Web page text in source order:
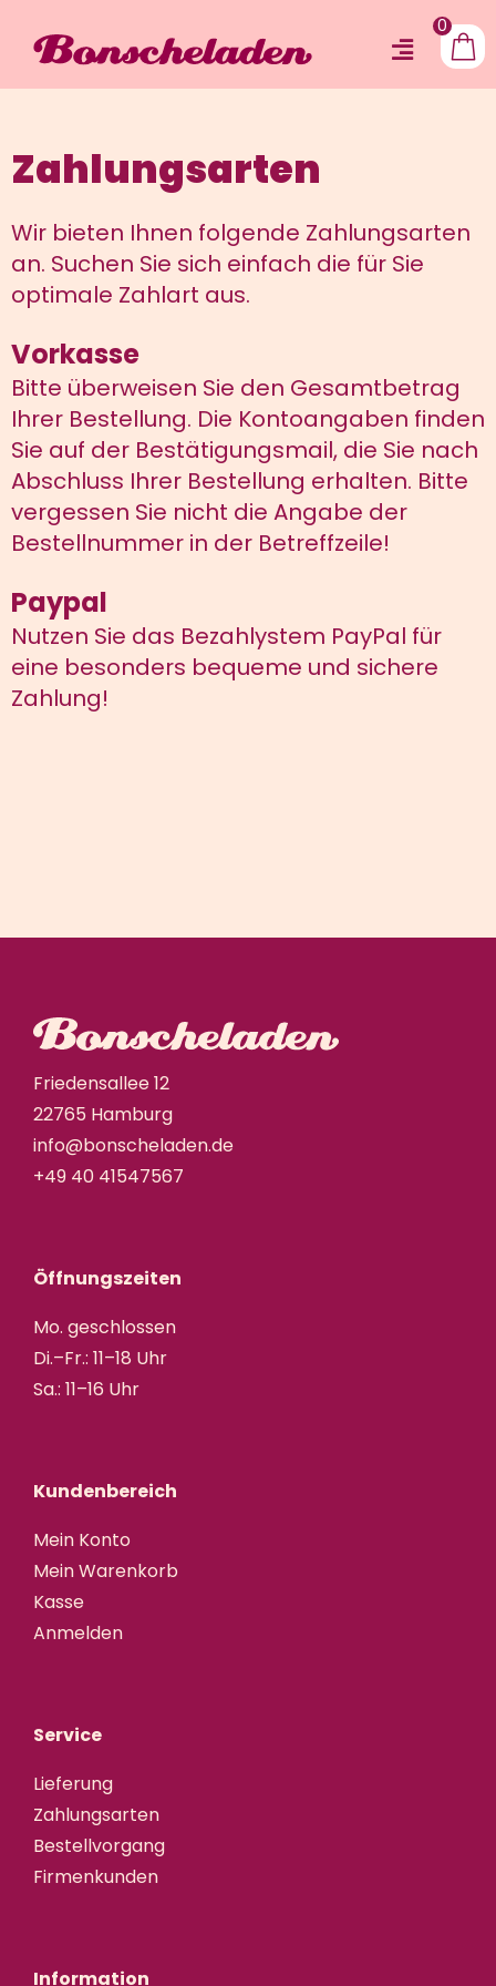
0
Inhalt
Toggle
Schauproduktion
Zahlungsarten
Wir bieten Ihnen folgende Zahlungsarten
an. Suchen Sie sich einfach die für Sie
optimale Zahlart aus.
Vorkasse
Bitte überweisen Sie den Gesamtbetrag
Ihrer Bestellung. Die Kontoangaben finden
Sie auf der Bestätigungsmail, die Sie nach
Abschluss Ihrer Bestellung erhalten. Bitte
vergessen Sie nicht die Angabe der
Bestellnummer in der Betreffzeile!
Paypal
Nutzen Sie das Bezahlystem PayPal für
eine besonders bequeme und sichere
Zahlung!
Friedensallee 12
22765 Hamburg
info@bonscheladen.de
+49 40 41547567
Öffnungszeiten
Mo. geschlossen
Di.–Fr.: 11–18 Uhr
Sa.: 11–16 Uhr
Kundenbereich
Mein Konto
Mein Warenkorb
Kasse
Anmelden
Service
Lieferung
Zahlungsarten
Bestellvorgang
Firmenkunden
Information